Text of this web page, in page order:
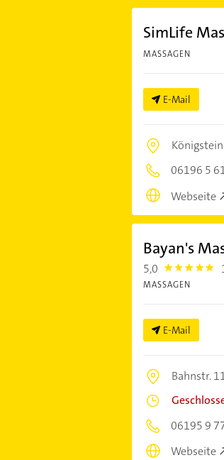
SimLife
MASSAGEN
E-Mail
06196 5
Webseite
Bayan's
5,0 5.0
MASSAGEN
E-Mail
Bahnstr.
06195 9
Webseite